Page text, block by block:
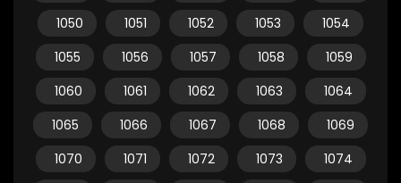
1050
1051 1052 1053
1054
1055
1056 1057 1058
1059
1060
1061 1062 1063
1064
1065
1066 1067 1068
1069
1070
1071 1072 1073
1074